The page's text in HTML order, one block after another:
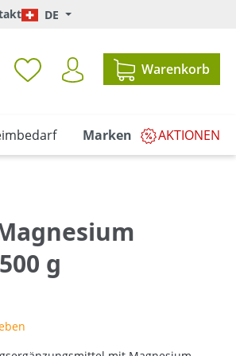
DE
Warenkorb
Marken AKTIONEN
g
5 Sternen